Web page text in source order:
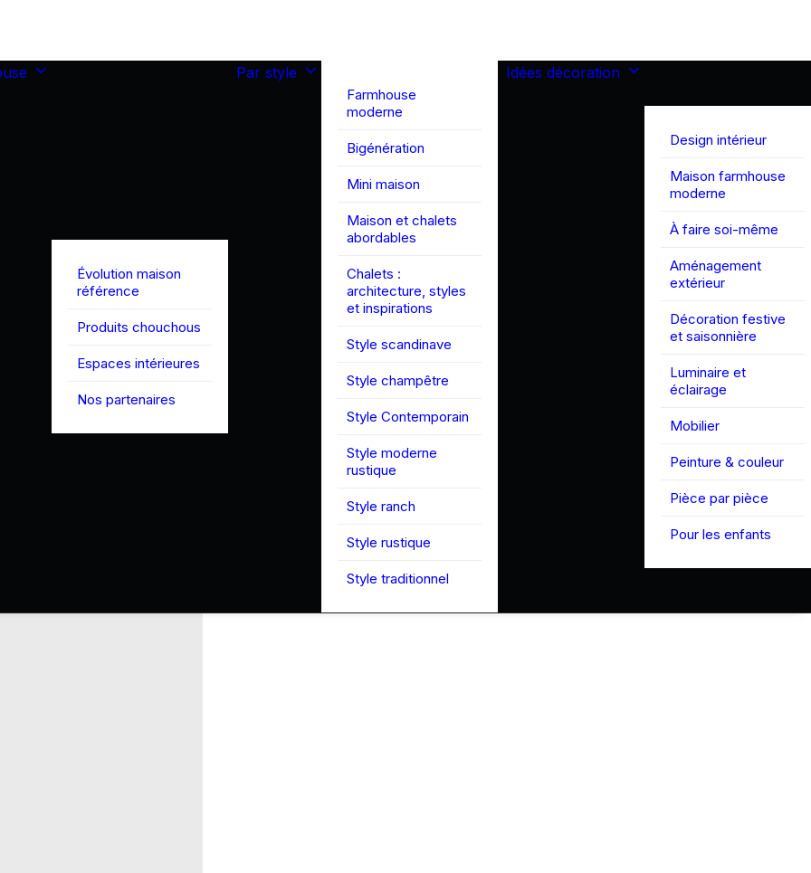
Évolution maison
référence
Produits chouchous
Espaces intérieures
Nos partenaires
Par style
Farmhouse
moderne
Bigénération
Mini maison
Maison et chalets
abordables
Chalets :
architecture, styles
et inspirations
Style scandinave
Style champêtre
Style Contemporain
Style moderne
rustique
Style ranch
Style rustique
Style traditionnel
Idées décoration
Design intérieur
Maison farmhouse
moderne
À faire soi-même
Aménagement
extérieur
Décoration festive
et saisonnière
Luminaire et
éclairage
Mobilier
Peinture & couleur
Pièce par pièce
Pour les enfants